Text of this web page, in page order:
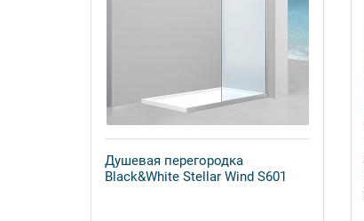
Душевая перегородка
Black&White Stellar Wind S601